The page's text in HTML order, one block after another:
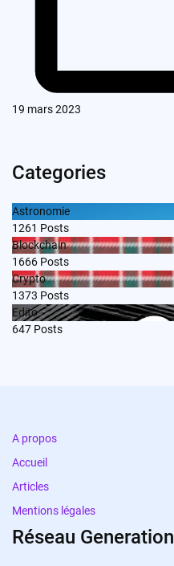
19 mars 2023
Categories
Astronomie
1261 Posts
Blockchain
1666 Posts
Crypto
1373 Posts
Edito
647 Posts
A propos
Accueil
Articles
Mentions légales
Réseau Generation